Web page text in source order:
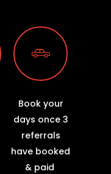
Book your
days once 3
referrals
have booked
& paid